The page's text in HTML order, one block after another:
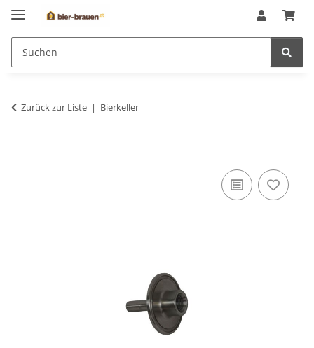
Zurück zur Liste Bierkeller